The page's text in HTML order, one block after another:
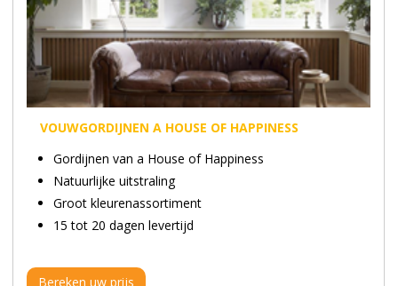
VOUWGORDIJNEN A HOUSE OF HAPPINESS
Gordijnen van a House of Happiness
Natuurlijke uitstraling
Groot kleurenassortiment
15 tot 20 dagen levertijd
Bereken uw prijs